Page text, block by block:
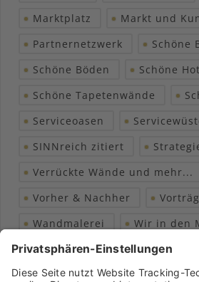
Marktplatz
Markt und
Partnernetzwerk
Schöne
Schöne Böden
Schöne
Schöne Tapetenwände
Serviceoasen
SINNreich zitiert
Verrückte Wände und mehr...
Vorher & Nachher
Wandmalerei
Wir in den
Wohngesundheit